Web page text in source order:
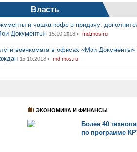
Власть
и чашка кофе в придачу:
Документы» 15.10.2018 • md.mos.ru
военкомата в офисах «Мои Документы»
15.10.2018 • md.mos.ru
ЭКОНОМИКА И ФИНАНСЫ
Более 40
по программе